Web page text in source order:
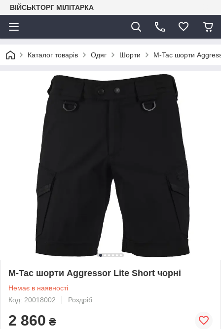
ВІЙСЬКТОРГ МІЛІТАРКА
Каталог товарів Одяг Шорти M-Tac шорти
M-Tac шорти Aggressor Lite Short чорні
Немає в наявності
Код: 20018002
Роздріб
2 860 ₴